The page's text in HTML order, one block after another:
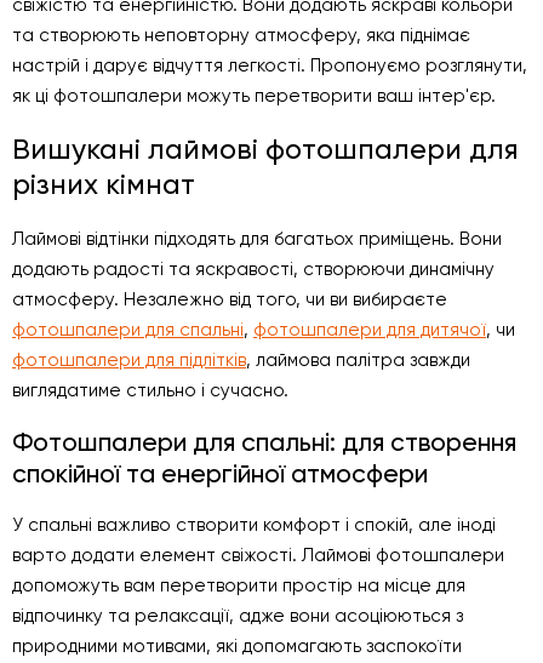
свіжістю та енергійністю. Вони додають яскраві кольори
та створюють неповторну атмосферу, яка піднімає
настрій і дарує відчуття легкості. Пропонуємо розглянути,
як ці фотошпалери можуть перетворити ваш інтер'єр.
Вишукані лаймові фотошпалери для
різних кімнат
Лаймові відтінки підходять для багатьох приміщень. Вони
додають радості та яскравості, створюючи динамічну
атмосферу. Незалежно від того, чи ви вибираєте
фотошпалери для спальні, фотошпалери для дитячої, чи
фотошпалери для підлітків, лаймова палітра завжди
виглядатиме стильно і сучасно.
Фотошпалери для спальні: для створення
спокійної та енергійної атмосфери
У спальні важливо створити комфорт і спокій, але іноді
варто додати елемент свіжості. Лаймові фотошпалери
допоможуть вам перетворити простір на місце для
відпочинку та релаксації, адже вони асоціюються з
природними мотивами, які допомагають заспокоїти